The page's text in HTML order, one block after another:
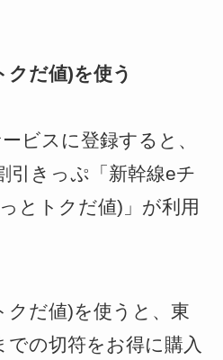
クだ値)を使う
ビスに登録すると、
引きっぷ「新幹線eチ
とトクだ値)」が利用
クだ値)を使うと、東
での切符をお得に購入